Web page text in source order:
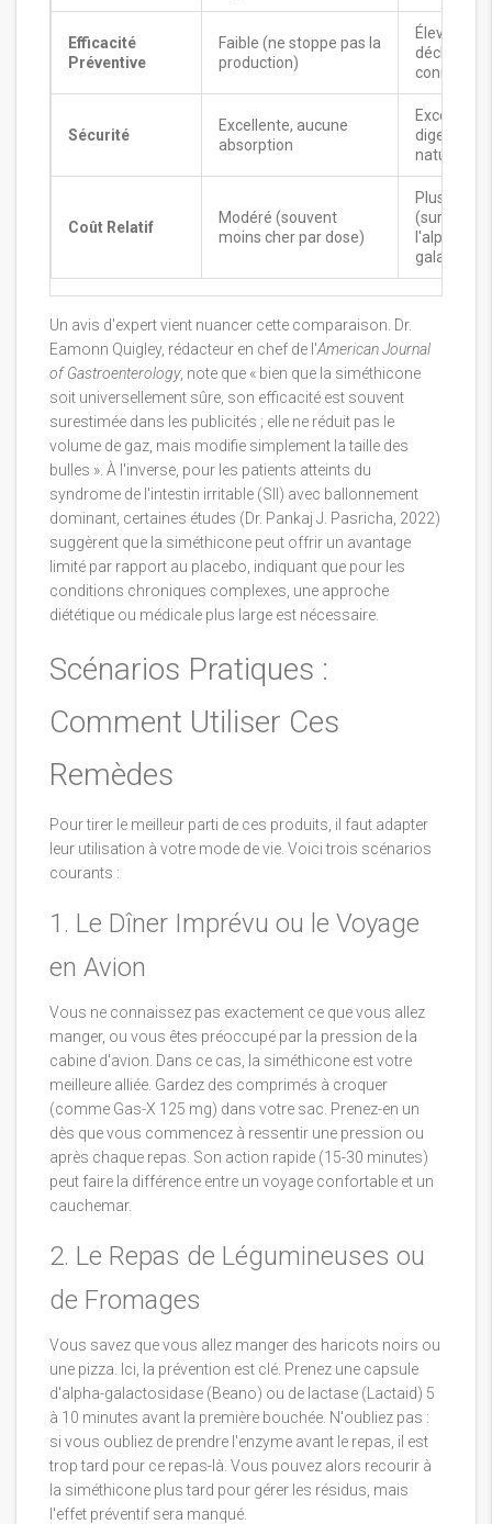
Efficacité
Préventive
Faible (ne stoppe pas la
production)
Élevée si le
connu
Sécurité
Excellente, aucune
absorption
Excellente,
digestion
naturelle
Coût Relatif
Modéré (souvent
moins cher par dose)
Plus élevé
(surtout
l'alpha-
Un avis d'expert vient nuancer cette comparaison. Dr.
Eamonn Quigley, rédacteur en chef de l'American Journal
of Gastroenterology, note que « bien que la siméthicone
soit universellement sûre, son efficacité est souvent
surestimée dans les publicités ; elle ne réduit pas le
volume de gaz, mais modifie simplement la taille des
bulles ». À l'inverse, pour les patients atteints du
syndrome de l'intestin irritable (SII) avec ballonnement
dominant, certaines études (Dr. Pankaj J. Pasricha, 2022)
suggèrent que la siméthicone peut offrir un avantage
limité par rapport au placebo, indiquant que pour les
conditions chroniques complexes, une approche
diététique ou médicale plus large est nécessaire.
Scénarios Pratiques :
Comment Utiliser Ces
Remèdes
Pour tirer le meilleur parti de ces produits, il faut adapter
leur utilisation à votre mode de vie. Voici trois scénarios
courants :
1. Le Dîner Imprévu ou le Voyage
en Avion
Vous ne connaissez pas exactement ce que vous allez
manger, ou vous êtes préoccupé par la pression de la
cabine d'avion. Dans ce cas, la siméthicone est votre
meilleure alliée. Gardez des comprimés à croquer
(comme Gas-X 125 mg) dans votre sac. Prenez-en un
dès que vous commencez à ressentir une pression ou
après chaque repas. Son action rapide (15-30 minutes)
peut faire la différence entre un voyage confortable et un
cauchemar.
2. Le Repas de Légumineuses ou
de Fromages
Vous savez que vous allez manger des haricots noirs ou
une pizza. Ici, la prévention est clé. Prenez une capsule
d'alpha-galactosidase (Beano) ou de lactase (Lactaid) 5
à 10 minutes avant la première bouchée. N'oubliez pas :
si vous oubliez de prendre l'enzyme avant le repas, il est
trop tard pour ce repas-là. Vous pouvez alors recourir à
la siméthicone plus tard pour gérer les résidus, mais
l'effet préventif sera manqué.